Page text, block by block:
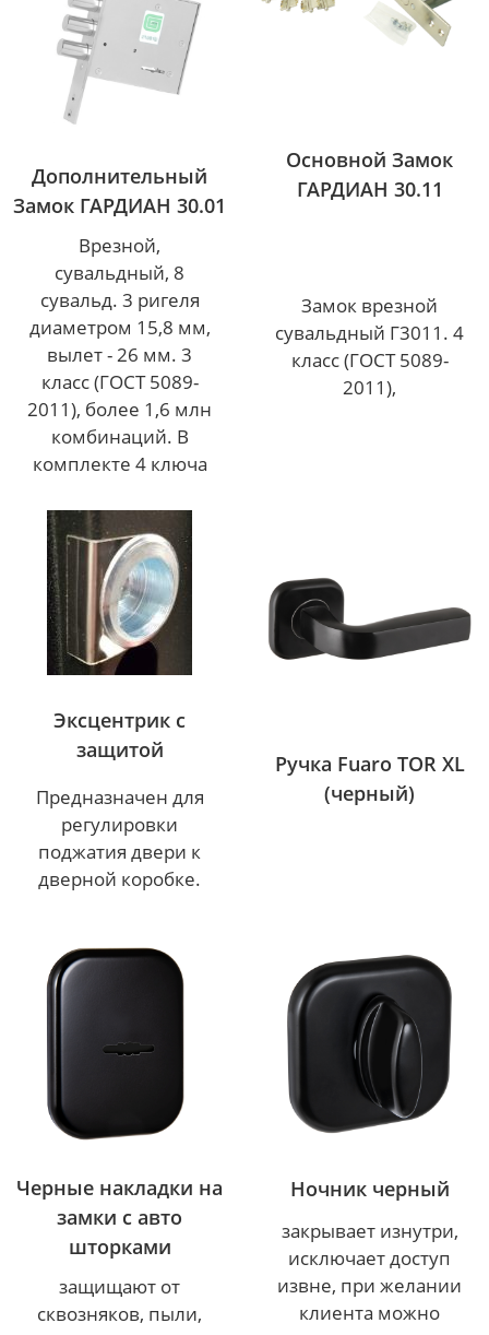
Дополнительный
Замок ГАРДИАН 30.01
Врезной,
сувальдный, 8
сувальд. 3 ригеля
диаметром 15,8 мм,
вылет - 26 мм. 3
класс (ГОСТ 5089-
2011), более 1,6 млн
комбинаций. В
комплекте 4 ключа
Основной Замок
ГАРДИАН 30.11
Замок врезной
сувальдный Г3011. 4
класс (ГОСТ 5089-
2011),
Эксцентрик с
защитой
Предназначен для
регулировки
поджатия двери к
дверной коробке.
Ручка Fuaro TOR XL
(черный)
Черные накладки на
замки с авто
шторками
защищают от
сквозняков, пыли,
Ночник черный
закрывает изнутри,
исключает доступ
извне, при желании
клиента можно